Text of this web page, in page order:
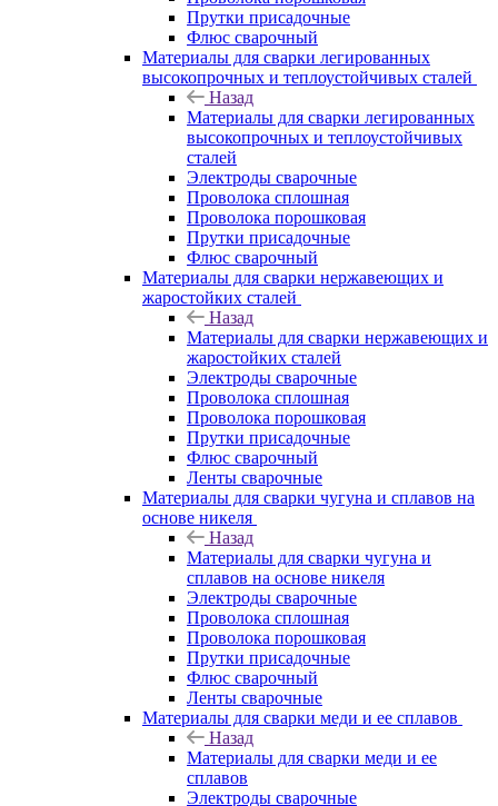
Прутки присадочные
Флюс сварочный
Материалы для сварки легированных
высокопрочных и теплоустойчивых сталей
Назад
Материалы для сварки легированных
высокопрочных и теплоустойчивых
сталей
Электроды сварочные
Проволока сплошная
Проволока порошковая
Прутки присадочные
Флюс сварочный
Материалы для сварки нержавеющих и
жаростойких сталей
Назад
Материалы для сварки нержавеющих и
жаростойких сталей
Электроды сварочные
Проволока сплошная
Проволока порошковая
Прутки присадочные
Флюс сварочный
Ленты сварочные
Материалы для сварки чугуна и сплавов на
основе никеля
Назад
Материалы для сварки чугуна и
сплавов на основе никеля
Электроды сварочные
Проволока сплошная
Проволока порошковая
Прутки присадочные
Флюс сварочный
Ленты сварочные
Материалы для сварки меди и ее сплавов
Назад
Материалы для сварки меди и ее
сплавов
Электроды сварочные